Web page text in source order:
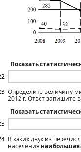
Показать
Определите величину
2012 г. Ответ запишите
Показать
В каких двух из
населения наибольшая